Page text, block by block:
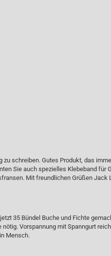
zu schreiben. Gutes Produkt, das
Sie auch spezielles Klebeband für
Mit freundlichen Grüßen Jack
35 Bündel Buche und Fichte
nötig. Vorspannung mit Spanngurt
Mensch.